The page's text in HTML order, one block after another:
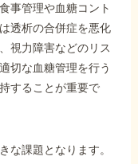
事管理や血糖コント
透析の合併症を悪化
視力障害などのリス
切な血糖管理を行う
することが重要で
な課題となります。